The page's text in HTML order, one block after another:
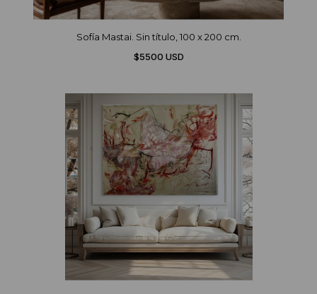
Sofía Mastai. Sin título, 100 x 200 cm.
$5500 USD